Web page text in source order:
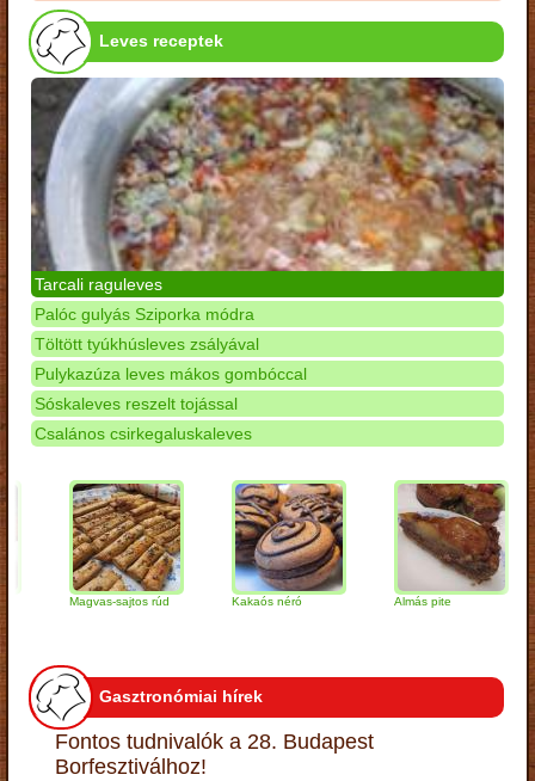
Leves receptek
Tarcali raguleves
Palóc gulyás Sziporka módra
Töltött tyúkhúsleves zsályával
Pulykazúza leves mákos gombóccal
Sóskaleves reszelt tojással
Csalános csirkegaluskaleves
Magvas-sajtos rúd Kakaós néró Almás pite
Gasztronómiai hírek
Fontos tudnivalók a 28. Budapest
Borfesztiválhoz!